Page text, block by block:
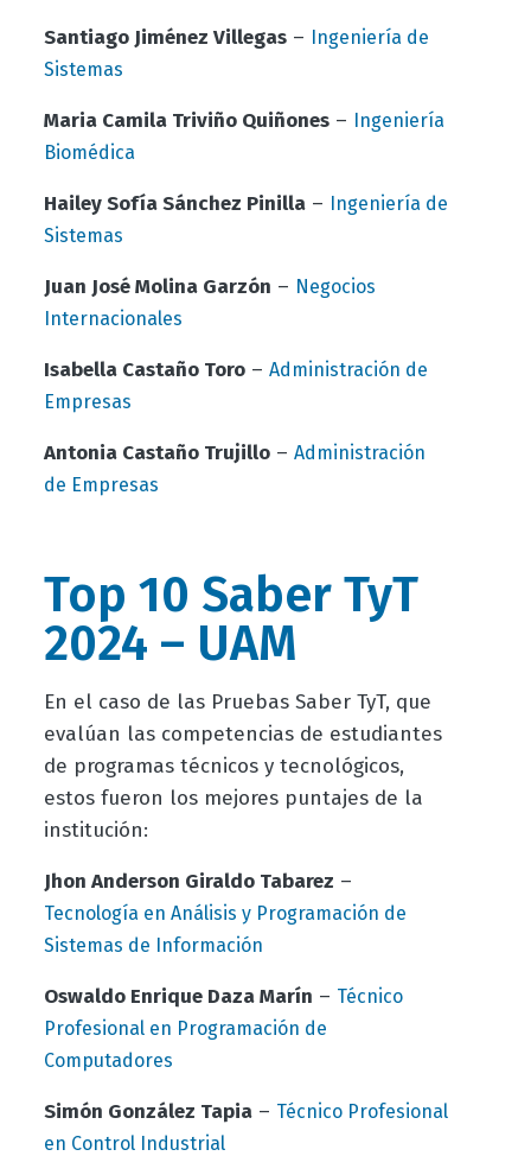
Santiago Jiménez Villegas– Ingeniería de
Sistemas
Maria Camila Triviño Quiñones– Ingeniería
Biomédica
Hailey Sofía Sánchez Pinilla– Ingeniería de
Sistemas
Juan José Molina Garzón – Negocios
Internacionales
Isabella Castaño Toro– Administración de
Empresas
Antonia Castaño Trujillo– Administración
de Empresas
Top 10 Saber TyT
2024 – UAM
En el caso de las Pruebas Saber TyT, que
evalúan las competencias de estudiantes
de programas técnicos y tecnológicos,
estos fueron los mejores puntajes de la
institución:
Jhon Anderson Giraldo Tabarez –
Tecnología en Análisis y Programación de
Sistemas de Información
Oswaldo Enrique Daza Marín – Técnico
Profesional en Programación de
Computadores
Simón González Tapia– Técnico Profesional
en Control Industrial